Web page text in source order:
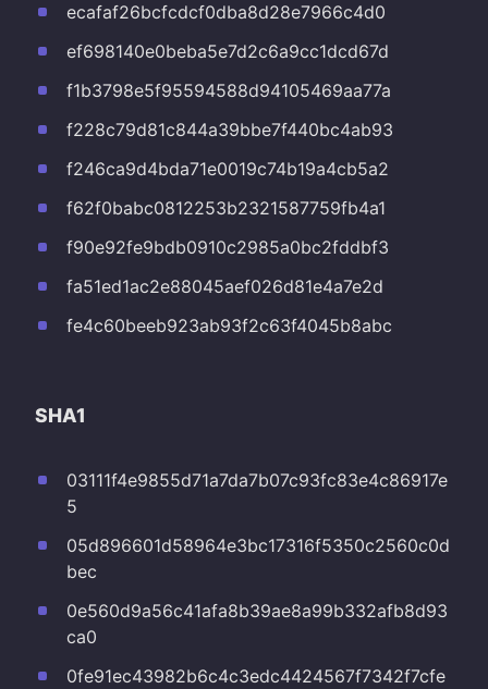
ecafaf26bcfcdcf0dba8d28e7966c4d0
ef698140e0beba5e7d2c6a9cc1dcd67d
f1b3798e5f95594588d94105469aa77a
f228c79d81c844a39bbe7f440bc4ab93
f246ca9d4bda71e0019c74b19a4cb5a2
f62f0babc0812253b2321587759fb4a1
f90e92fe9bdb0910c2985a0bc2fddbf3
fa51ed1ac2e88045aef026d81e4a7e2d
fe4c60beeb923ab93f2c63f4045b8abc
SHA1
03111f4e9855d71a7da7b07c93fc83e4c86917e
5
05d896601d58964e3bc17316f5350c2560c0d
bec
0e560d9a56c41afa8b39ae8a99b332afb8d93
ca0
0fe91ec43982b6c4c3edc4424567f7342f7cfe